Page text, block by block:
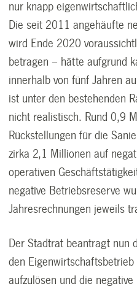
nur knapp
Die seit 2011 angehäufte
wird Ende 2020
betragen – hätte aufgrund
innerhalb von fünf Jahren
ist unter den bestehenden
nicht realistisch. Rund 0,9
Rückstellungen für die
zirka 2,1 Millionen auf
operativen
negative Betriebsreserve
Jahresrechnungen jeweils
Der Stadtrat beantragt nun
den
aufzulösen und die